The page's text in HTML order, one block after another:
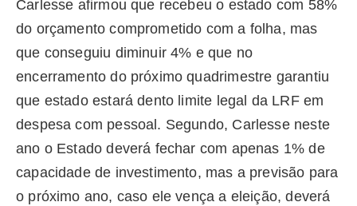
Carlesse afirmou que recebeu o estado com 58%
do orçamento comprometido com a folha, mas
que conseguiu diminuir 4% e que no
encerramento do próximo quadrimestre garantiu
que estado estará dento limite legal da LRF em
despesa com pessoal. Segundo, Carlesse neste
ano o Estado deverá fechar com apenas 1% de
capacidade de investimento, mas a previsão para
o próximo ano, caso ele vença a eleição, deverá